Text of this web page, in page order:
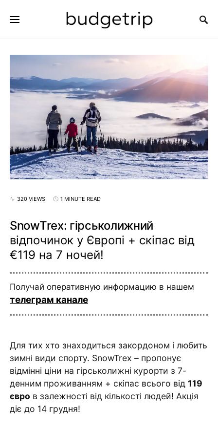
320 VIEWS 1 MINUTE READ
SnowTrex: гірськолижний
відпочинок у Європі + скіпас від
€119 на 7 ночей!
Получай оперативную информацию в нашем
телеграм канале
Для тих хто знаходиться закордоном і любить
зимні види спорту. SnowTrex – пропонує
відмінні ціни на гірськолижні курорти з 7-
денним проживанням + скіпас всього від 119
євро в залежності від кількості людей! Акція
діє до 14 грудня!